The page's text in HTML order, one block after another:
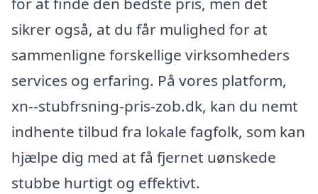
sikrer også, at du får mulighed for at
sammenligne forskellige virksomheders
services og erfaring. På vores platform,
xn--stubfrsning-pris-zob.dk, kan du nemt
indhente tilbud fra lokale fagfolk, som kan
hjælpe dig med at få fjernet uønskede
stubbe hurtigt og effektivt.